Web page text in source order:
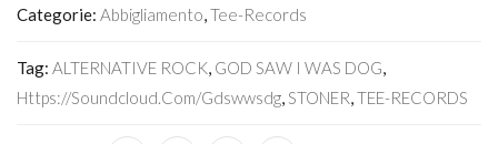
Categorie: Abbigliamento,Tee-Records
Tag: ALTERNATIVE ROCK, GOD SAW I WAS DOG,
Https://soundcloud.com/gdswwsdg,STONER,TEE-RECORDS